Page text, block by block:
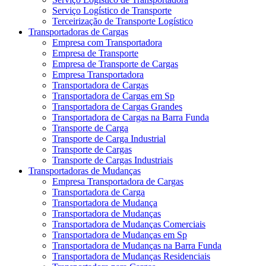
Serviço Logístico de Transporte
Terceirização de Transporte Logístico
Transportadoras de Cargas
Empresa com Transportadora
Empresa de Transporte
Empresa de Transporte de Cargas
Empresa Transportadora
Transportadora de Cargas
Transportadora de Cargas em Sp
Transportadora de Cargas Grandes
Transportadora de Cargas na Barra Funda
Transporte de Carga
Transporte de Carga Industrial
Transporte de Cargas
Transporte de Cargas Industriais
Transportadoras de Mudanças
Empresa Transportadora de Cargas
Transportadora de Carga
Transportadora de Mudança
Transportadora de Mudanças
Transportadora de Mudanças Comerciais
Transportadora de Mudanças em Sp
Transportadora de Mudanças na Barra Funda
Transportadora de Mudanças Residenciais